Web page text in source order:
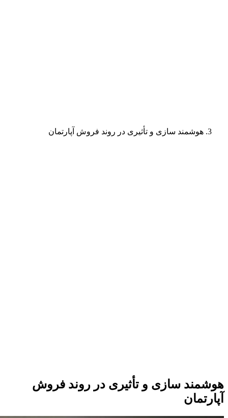
هوشمند سازی و تأثیری در روند فروش آپارتمان
هوشمند سازی و تأثیری در روند فروش
آپارتمان